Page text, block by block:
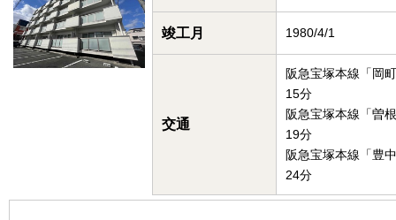
竣工月 1980/4/1
交通
阪急宝塚本線「岡
15分
阪急宝塚本線「曽
19分
阪急宝塚本線「豊
24分